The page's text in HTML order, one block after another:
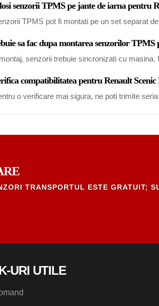
senzorii TPMS pe jante de iarna pentru
TPMS pot fi montati pe un set separat
sa fac dupa montarea senzorilor TPMS
senzorii trebuie sincronizati cu
compatibilitatea pentru Renault
o verificare mai sigura, ne poti trimite
TRANSPORTUL ESTE GRATUIT;
URI UTILE